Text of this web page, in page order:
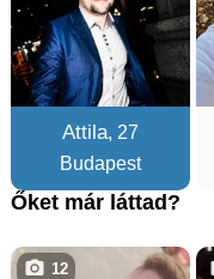
Attila, 27
Budapest
Őket már láttad?
12